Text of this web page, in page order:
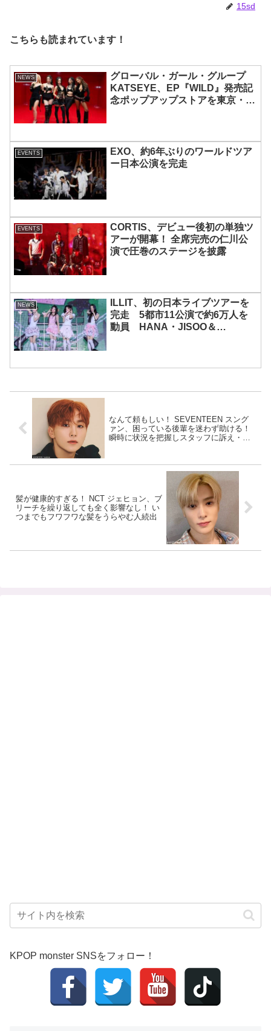
15sd
こちらも読まれています！
NEWS
グローバル・ガール・グループ
KATSEYE、EP『WILD』発売記
念ポップアップストアを東京・原
EVENTS
EXO、約6年ぶりのワールドツア
ー日本公演を完走
EVENTS
CORTIS、デビュー後初の単独ツ
アーが開幕！ 全席完売の仁川公
演で圧巻のステージを披露
NEWS
ILLIT、初の日本ライブツアーを
完走 5都市11公演で約6万人を
動員 HANA・JISOO＆
なんて頼もしい！ SEVENTEEN スング
ァン、困っている後輩を迷わず助ける！
瞬時に状況を把握しスタッフに訴え・・
髪が健康的すぎる！ NCT ジェヒョン、ブ
リーチを繰り返しても全く影響なし！ い
つまでもフワフワな髪をうらやむ人続出
KPOP monster SNSをフォロー！